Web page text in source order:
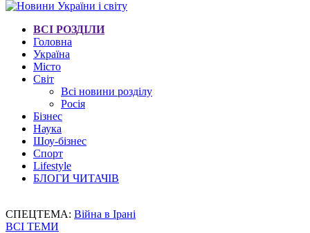
ВСІ РОЗДІЛИ
Головна
Україна
Місто
Світ
Всі новини розділу
Росія
Бізнес
Наука
Шоу-бізнес
Спорт
Lifestyle
БЛОГИ ЧИТАЧІВ
СПЕЦТЕМА: Війна в Ірані
ВСІ ТЕМИ